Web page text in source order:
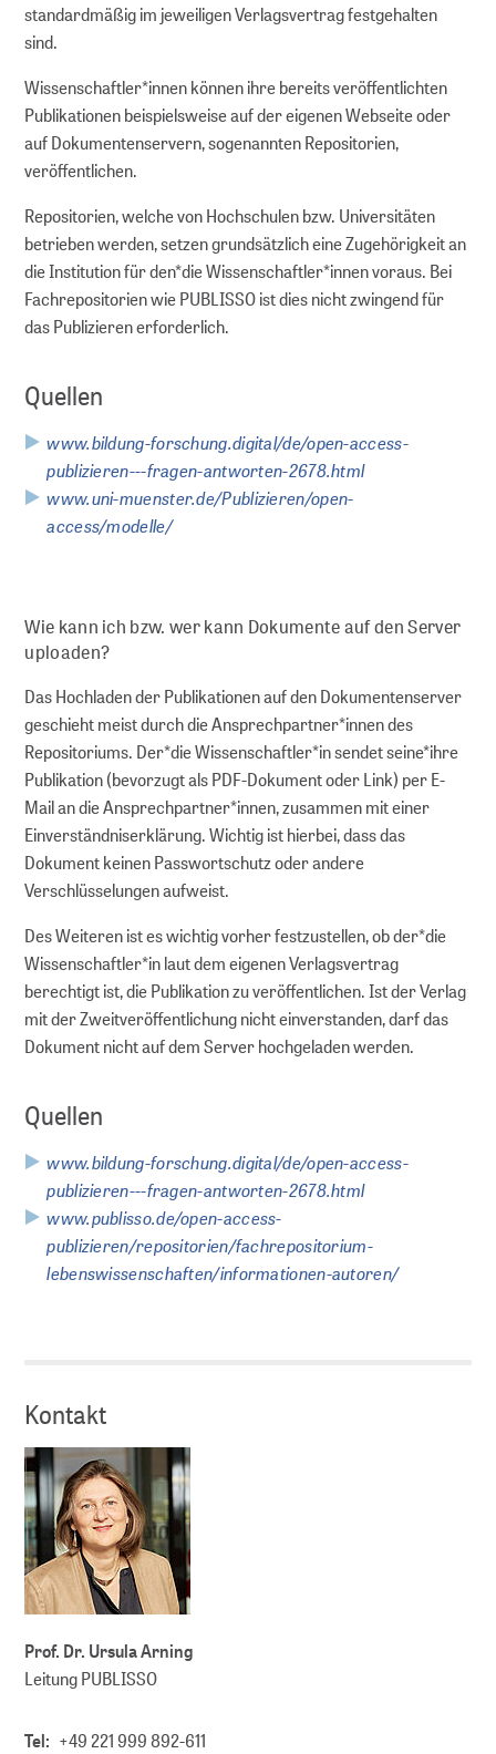
BERATEN
Leitfäden
Workshops
Online-Seminare
FORSCHUNGSDATENMANAGEMENT
Planen
Referenzieren und finden
Publizieren
Archivieren
Suchen und nutzen
DIGITALE LANGZEITARCHIVIERUNG
Strategische Langzeitarchivierung an
ZB MED
Erhaltungsplanung
Partner
WIR FÜR SIE
Über uns
Kooperationen
Vorträge und Workshops
Für die Leibniz-Gemeinschaft
DOI-Service
standardmäßig im jeweiligen Verlagsvertrag festgehalten
sind.
Wissenschaftler*innen können ihre bereits veröffentlichten
Publikationen beispielsweise auf der eigenen Webseite oder
auf Dokumentenservern, sogenannten Repositorien,
veröffentlichen.
Repositorien, welche von Hochschulen bzw. Universitäten
betrieben werden, setzen grundsätzlich eine Zugehörigkeit an
die Institution für den*die Wissenschaftler*innen voraus. Bei
Fachrepositorien wie PUBLISSO ist dies nicht zwingend für
das Publizieren erforderlich.
Quellen
www.bildung-forschung.digital/de/open-access-
publizieren---fragen-antworten-2678.html
www.uni-muenster.de/Publizieren/open-
access/modelle/
Wie kann ich bzw. wer kann Dokumente auf den Server
uploaden?
Das Hochladen der Publikationen auf den Dokumentenserver
geschieht meist durch die Ansprechpartner*innen des
Repositoriums. Der*die Wissenschaftler*in sendet seine*ihre
Publikation (bevorzugt als PDF-Dokument oder Link) per E-
Mail an die Ansprechpartner*innen, zusammen mit einer
Einverständniserklärung. Wichtig ist hierbei, dass das
Dokument keinen Passwortschutz oder andere
Verschlüsselungen aufweist.
Des Weiteren ist es wichtig vorher festzustellen, ob der*die
Wissenschaftler*in laut dem eigenen Verlagsvertrag
berechtigt ist, die Publikation zu veröffentlichen. Ist der Verlag
mit der Zweitveröffentlichung nicht einverstanden, darf das
Dokument nicht auf dem Server hochgeladen werden.
Quellen
www.bildung-forschung.digital/de/open-access-
publizieren---fragen-antworten-2678.html
www.publisso.de/open-access-
publizieren/repositorien/fachrepositorium-
lebenswissenschaften/informationen-autoren/
Kontakt
Prof. Dr. Ursula Arning
Leitung PUBLISSO
Tel: +49 221 999 892-611